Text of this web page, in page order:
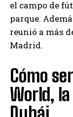
el campo de
parque.
reunió a más
Madrid.
Cómo
World,